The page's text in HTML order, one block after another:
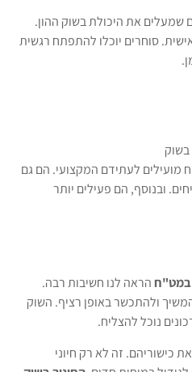
את היכולת בשוק ההון.
סוחרים יוכלו להתפתח רגשית
בשוק
מועילים לעתידם המקצועי. הם גם
ובנוסף, הם פעילים יותר
במט"חהראה לנו חשיבות רבה.
ולהתכשר באופן רציף. השוק
נוכל להצליח.
כישוריהם. זה לא רק חיוני